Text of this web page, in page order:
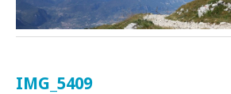
IMG_5409